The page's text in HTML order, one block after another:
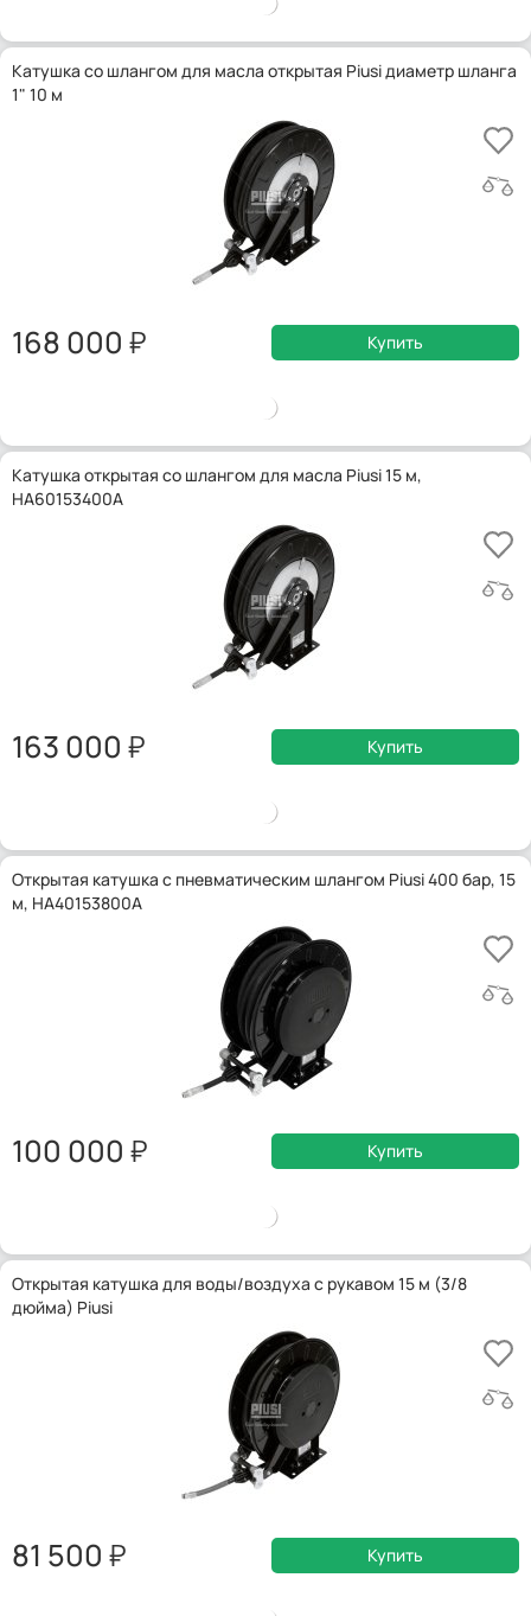
Катушка со шлангом для масла открытая Piusi диаметр шланга
1" 10 м
168 000 Купить
Катушка открытая со шлангом для масла Piusi 15 м,
HA60153400A
163 000 Купить
Открытая катушка с пневматическим шлангом Piusi 400 бар, 15
м, HA40153800A
100 000 Купить
Открытая катушка для воды/воздуха с рукавом 15 м (3/8
дюйма) Piusi
81 500 Купить